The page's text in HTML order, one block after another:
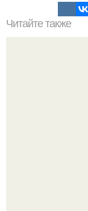
Читайте также